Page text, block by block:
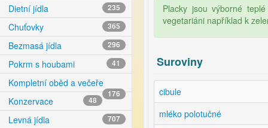
Dietní jídla 235
Chuťovky 365
Bezmasá jídla 296
Pokrm s houbami 41
Kompletní oběd a večeře
176
Konzervace 48
Levná jídla 707
Placky jsou výborné
vegetariáni například k
Suroviny
cibule
mléko polotučné